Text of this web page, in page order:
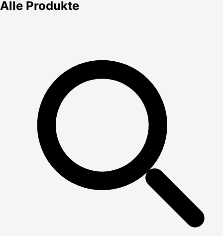
Alle Produkte